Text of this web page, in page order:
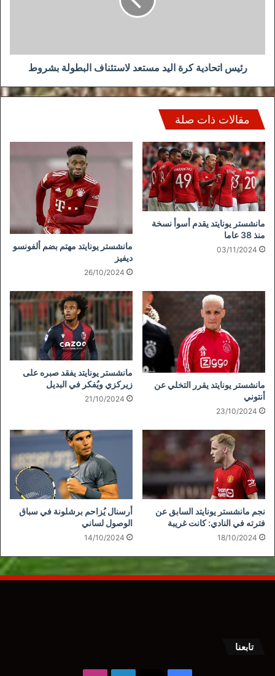
رئيس اتحادية كرة اليد مستعد لاستئناف البطولة بشروط
مقالات ذات صلة
مانشستر يونايتد يقدم أسوأ نسخة
منذ 38 عاما
03/11/2024
مانشستر يونايتد مهتم بضم ألفونسو
ديفيز
26/10/2024
مانشستر يونايتد يقرر التخلي عن
أنتوني
23/10/2024
مانشستر يونايتد يفقد صبره على
زيركزي ويُفكر في البديل
21/10/2024
نجم مانشستر يونايتد السابق عن
فترته في النادي: كانت غريبة
18/10/2024
أرسنال يُزاحم برشلونة في سباق
الوصول لساني
14/10/2024
تابعنا